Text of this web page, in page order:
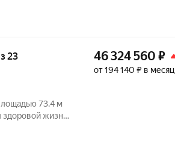
23
73.4 м
здоровой жизни
46 324 560 ₽
от 194 140 ₽ в месяц